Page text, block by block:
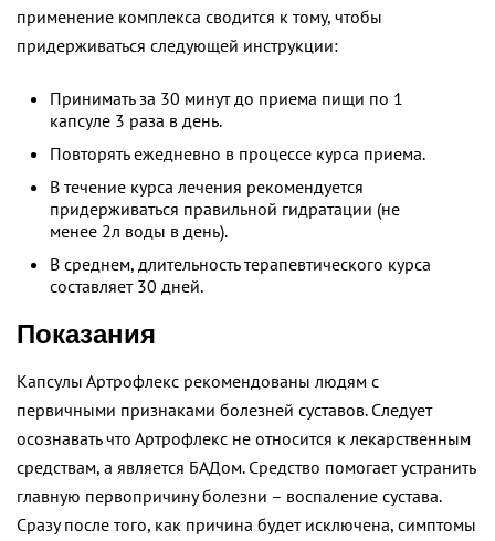
применение комплекса сводится к тому, чтобы
придерживаться следующей инструкции:
Принимать за 30 минут до приема пищи по 1
капсуле 3 раза в день.
Повторять ежедневно в процессе курса приема.
В течение курса лечения рекомендуется
придерживаться правильной гидратации (не
менее 2л воды в день).
В среднем, длительность терапевтического курса
составляет 30 дней.
Показания
Капсулы Артрофлекс рекомендованы людям с
первичными признаками болезней суставов. Следует
осознавать что Артрофлекс не относится к лекарственным
средствам, а является БАДом. Средство помогает устранить
главную первопричину болезни – воспаление сустава.
Сразу после того, как причина будет исключена, симптомы